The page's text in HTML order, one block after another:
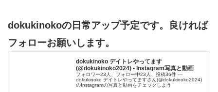
dokukinokoの日常アップ予定です。良ければ
フォローお願いします。
dokukinoko デイトレやってます
(@dokukinoko2024) • Instagram写真と動画
フォロワー23人、フォロー中23人、投稿36件 ―
dokukinoko デイトレやってますさん(@dokukinoko2024)
のInstagramの写真と動画をチェックしよう